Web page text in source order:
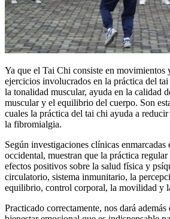
Ya que el Tai Chi consiste en movimientos
ejercicios involucrados en la práctica del
la tonalidad muscular, ayuda en la calidad
muscular y el equilibrio del cuerpo. Son
cuales la práctica del tai chi ayuda a
la fibromialgia.
Según investigaciones clínicas enmarcadas
occidental, muestran que la práctica regular
efectos positivos sobre la salud física y
circulatorio, sistema inmunitario, la
equilibrio, control corporal, la movilidad y
Practicado correctamente, nos dará